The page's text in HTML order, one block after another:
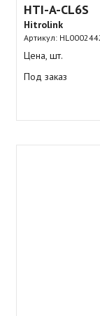
HTI-A-CL6S
Hitrolink
Артикул:
Цена, шт.
Под заказ